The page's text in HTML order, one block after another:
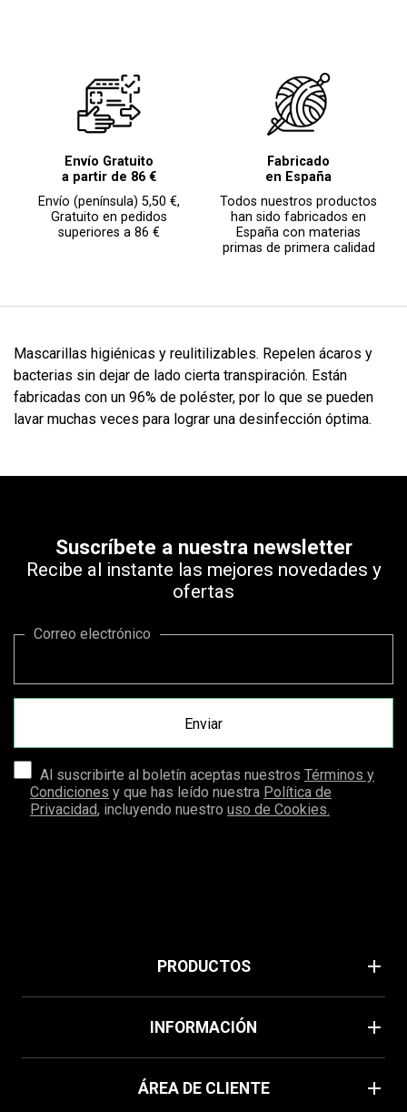
Envío Gratuito
a partir de 86 €
Envío (península) 5,50 €,
Gratuito en pedidos
superiores a 86 €
Fabricado
en España
Todos nuestros productos
han sido fabricados en
España con materias
primas de primera calidad
Mascarillas higiénicas y reulitilizables. Repelen ácaros y
bacterias sin dejar de lado cierta transpiración. Están
fabricadas con un 96% de poléster, por lo que se pueden
lavar muchas veces para lograr una desinfección óptima.
Suscríbete a nuestra newsletter
Recibe al instante las mejores novedades y
ofertas
Correo electrónico
Al suscribirte al boletín aceptas nuestros Términos y
Condiciones y que has leído nuestra Política de
Privacidad, incluyendo nuestro uso de Cookies.
PRODUCTOS add
Verano
Home
Mascarillas
INFORMACIÓN add
Política de cookies
ÁREA DE CLIENTE add